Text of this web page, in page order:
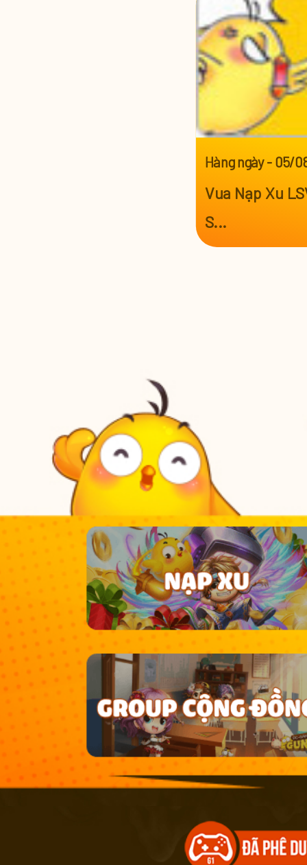
Hàng ngày- 05/
Vua Nạp Xu
S...